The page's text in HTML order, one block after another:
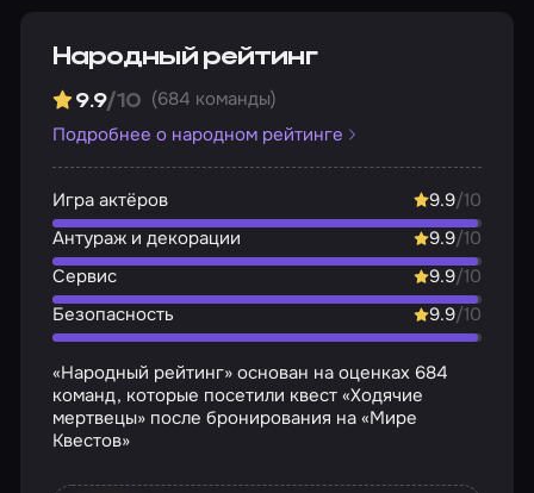
Народный рейтинг
9.9/10 (684 команды)
Подробнее о народном рейтинге
Игра актёров 9.9/10
Антураж и декорации
9.9/10
Сервис
9.9/10
Безопасность
9.9/10
«Народный рейтинг» основан на оценках 684
команд, которые посетили квест «Ходячие
мертвецы» после бронирования на «Мире
Квестов»